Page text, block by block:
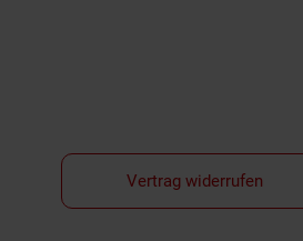
Vertrag widerrufen